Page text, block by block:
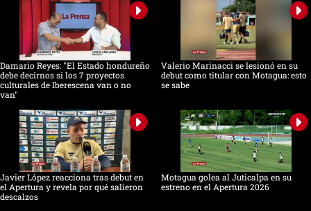
seconds
Damario Reyes: "El Estado hondureño
debe decirnos si los 7 proyectos
culturales de Iberescena van o no
van"
Valerio Marinacci se lesionó en su
debut como titular con Motagua: esto
se sabe
Javier López reacciona tras debut en
el Apertura y revela por qué salieron
descalzos
Motagua golea al Juticalpa en su
estreno en el Apertura 2026